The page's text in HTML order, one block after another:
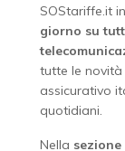
SOStariffe.it
giorno su
tutte le
assicurativo
quotidiani.
Nella